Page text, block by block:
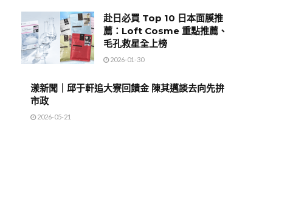
赴日必買 Top 10 日本面膜推
薦：Loft Cosme 重點推薦、
毛孔救星全上榜
2026-01-30
漾新聞｜邱于軒追大寮回饋金 陳其邁談去向先拚
市政
2026-05-21